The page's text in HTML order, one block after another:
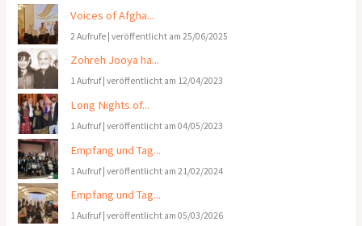
Voices of Afgha...
2 Aufrufe |veröffentlicht am 25/06/2025
Zohreh Jooya ha...
1 Aufruf|veröffentlicht am 12/04/2023
Long Nights of...
1 Aufruf|veröffentlicht am 04/05/2023
Empfang und Tag...
1 Aufruf|veröffentlicht am 21/02/2024
Empfang und Tag...
1 Aufruf|veröffentlicht am 05/03/2026